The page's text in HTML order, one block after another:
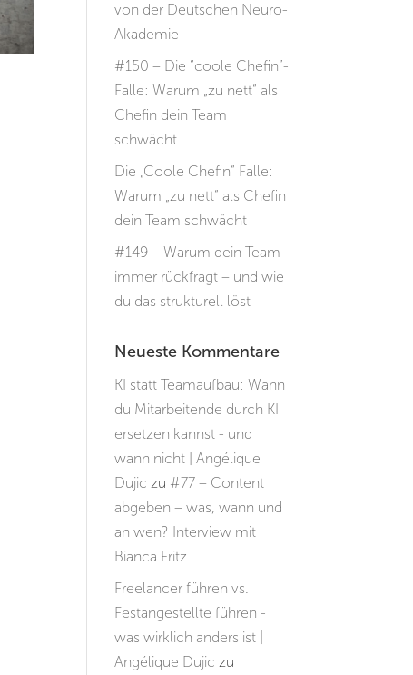
von der Deutschen Neuro-
Akademie
#150 – Die “coole Chefin”-
Falle: Warum „zu nett“ als
Chefin dein Team
schwächt
Die „Coole Chefin“ Falle:
Warum „zu nett“ als Chefin
dein Team schwächt
#149 – Warum dein Team
immer rückfragt – und wie
du das strukturell löst
Neueste Kommentare
KI statt Teamaufbau: Wann
du Mitarbeitende durch KI
ersetzen kannst - und
wann nicht | Angélique
Dujic zu #77 – Content
abgeben – was, wann und
an wen? Interview mit
Bianca Fritz
Freelancer führen vs.
Festangestellte führen -
was wirklich anders ist |
Angélique Dujic zu